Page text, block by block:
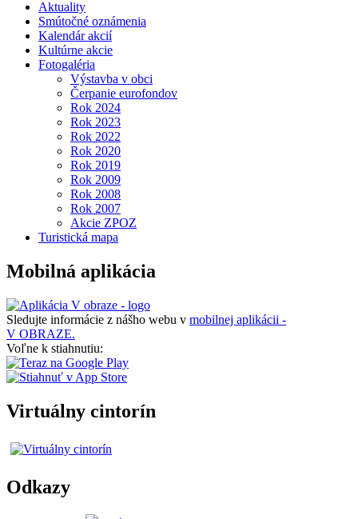
Aktuality
Smútočné oznámenia
Kalendár akcií
Kultúrne akcie
Fotogaléria
Výstavba v obci
Čerpanie eurofondov
Rok 2024
Rok 2023
Rok 2022
Rok 2020
Rok 2019
Rok 2009
Rok 2008
Rok 2007
Akcie ZPOZ
Turistická mapa
Mobilná aplikácia
Sledujte informácie z nášho webu v mobilnej aplikácii -
V OBRAZE.
Voľne k stiahnutiu:
Virtuálny cintorín
Odkazy